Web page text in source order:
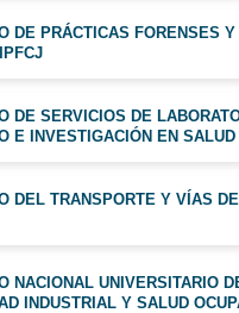
DE PRÁCTICAS FORENSES Y
DE SERVICIOS DE
E INVESTIGACIÓN EN
DEL TRANSPORTE Y VÍAS
NACIONAL UNIVERSITARIO
INDUSTRIAL Y SALUD